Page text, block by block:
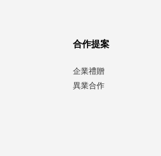
合作提案
企業禮贈
異業合作